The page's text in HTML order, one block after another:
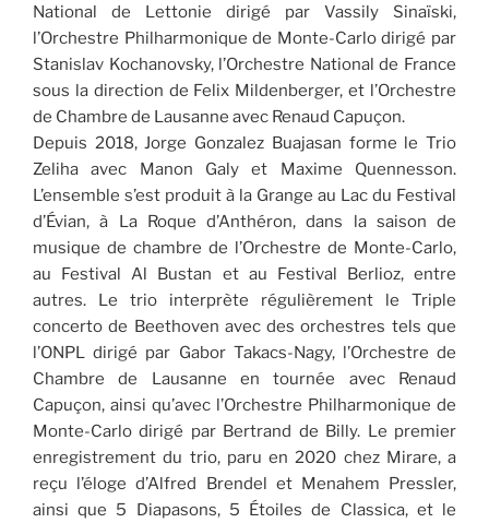
National de Lettonie dirigé par Vassily Sinaïski,
l’Orchestre Philharmonique de Monte-Carlo dirigé par
Stanislav Kochanovsky, l’Orchestre National de France
sous la direction de Felix Mildenberger, et l’Orchestre
de Chambre de Lausanne avec Renaud Capuçon.
Depuis 2018, Jorge Gonzalez Buajasan forme le Trio
Zeliha avec Manon Galy et Maxime Quennesson.
L’ensemble s’est produit à la Grange au Lac du Festival
d’Évian, à La Roque d’Anthéron, dans la saison de
musique de chambre de l’Orchestre de Monte-Carlo,
au Festival Al Bustan et au Festival Berlioz, entre
autres. Le trio interprète régulièrement le Triple
concerto de Beethoven avec des orchestres tels que
l’ONPL dirigé par Gabor Takacs-Nagy, l’Orchestre de
Chambre de Lausanne en tournée avec Renaud
Capuçon, ainsi qu’avec l’Orchestre Philharmonique de
Monte-Carlo dirigé par Bertrand de Billy. Le premier
enregistrement du trio, paru en 2020 chez Mirare, a
reçu l’éloge d’Alfred Brendel et Menahem Pressler,
ainsi que 5 Diapasons, 5 Étoiles de Classica, et le